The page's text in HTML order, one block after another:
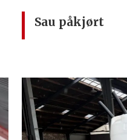
Sau påkjørt